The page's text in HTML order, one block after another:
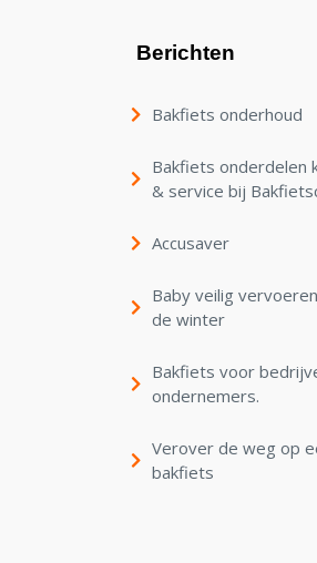
Berichten
Bakfiets onderhoud
Bakfiets onderdelen
& service bij
Accusaver
Baby veilig
de winter
Bakfiets voor
ondernemers.
Verover de weg op
bakfiets